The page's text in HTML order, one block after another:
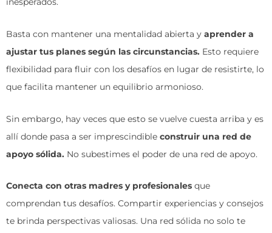
Basta con mantener una mentalidad abierta y aprender a
ajustar tus planes según las circunstancias. Esto requiere
flexibilidad para fluir con los desafíos en lugar de resistirte, lo
que facilita mantener un equilibrio armonioso.
Sin embargo, hay veces que esto se vuelve cuesta arriba y es
allí donde pasa a ser imprescindible construir una red de
apoyo sólida. No subestimes el poder de una red de apoyo.
Conecta con otras madres y profesionales que
comprendan tus desafíos. Compartir experiencias y consejos
te brinda perspectivas valiosas. Una red sólida no solo te